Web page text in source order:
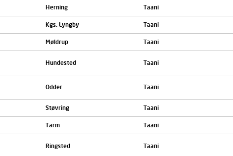
Herning Taani
Kgs. Lyngby Taani
Møldrup Taani
Hundested Taani
Odder Taani
Støvring Taani
Tarm Taani
Ringsted Taani